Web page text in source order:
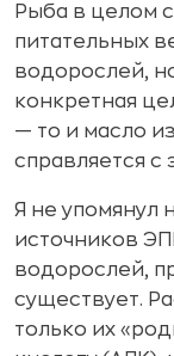
Рыба в целом
питательных
водорослей,
конкретная
— то и масло
справляется с
Я не упомянул
источников
водорослей,
существует.
только их